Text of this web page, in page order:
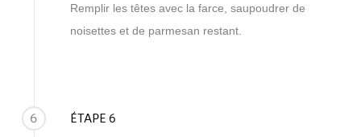
Remplir les têtes avec la farce, saupoudrer de
noisettes et de parmesan restant.
6 ÉTAPE 6